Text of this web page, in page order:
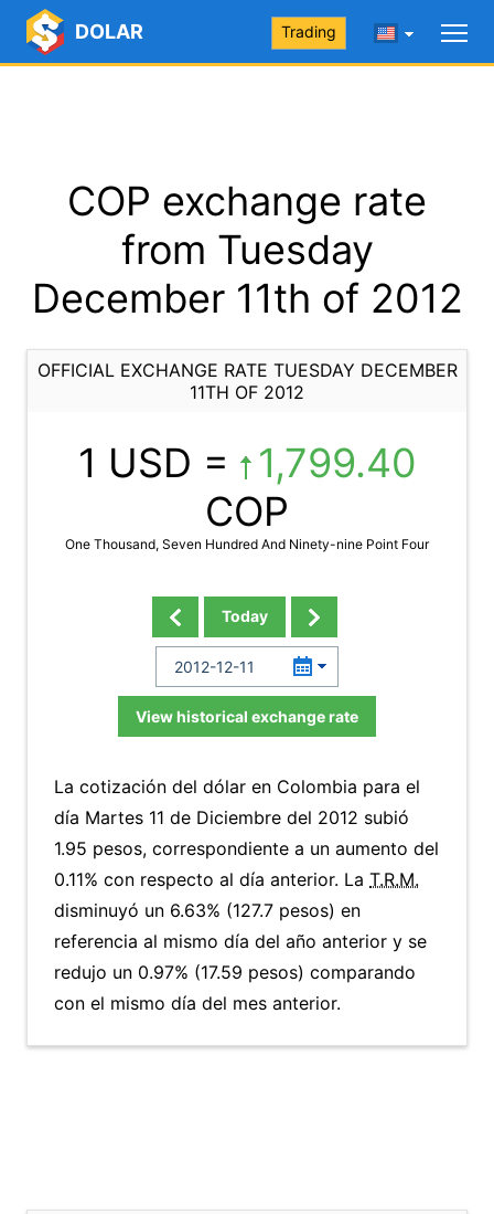
DOLAR Trading
COP exchange rate
from Tuesday
December 11th of 2012
OFFICIAL EXCHANGE RATE TUESDAY DECEMBER
11TH OF 2012
1 USD =
1,799.40
COP
One Thousand, Seven Hundred And Ninety-nine Point Four
Today
View historical exchange rate
La cotización del dólar en Colombia para el
día Martes 11 de Diciembre del 2012 subió
1.95 pesos, correspondiente a un aumento del
0.11% con respecto al día anterior. La T.R.M.
disminuyó un 6.63% (127.7 pesos) en
referencia al mismo día del año anterior y se
redujo un 0.97% (17.59 pesos) comparando
con el mismo día del mes anterior.